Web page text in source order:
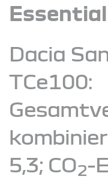
Dacia
TCe100:
5,3; CO2-